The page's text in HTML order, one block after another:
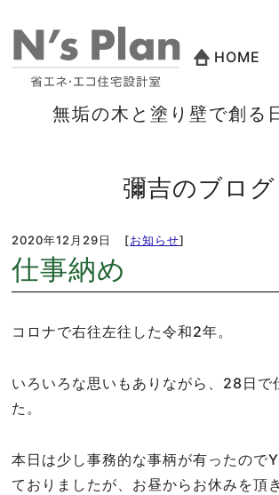
HOME
無垢の木と塗り壁で創る
彌吉のブログ
2020年12月29日 [お知らせ]
仕事納め
コロナで右往左往した令和2年。
いろいろな思いもありながら、28日で
た。
本日は少し事務的な事柄が有ったので
ておりましたが、お昼からお休みを頂